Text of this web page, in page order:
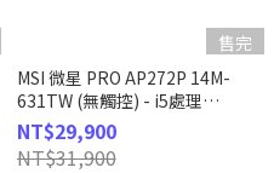
售完
MSI 微星 PRO AP272P 14M-
631TW (無觸控) - i5處理
器/16G記憶體 / 512G SSD /
Win11P
NT$29,900
NT$31,900